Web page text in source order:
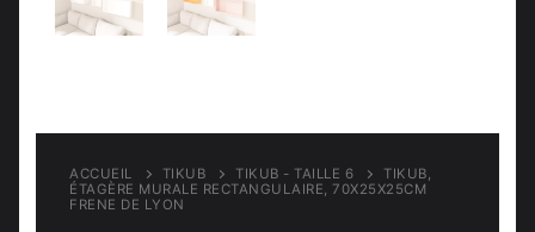
ACCUEIL TIKUB TIKUB - TAILLE 6
TIKUB,
ÉTAGÈRE MURALE RECTANGULAIRE, 70X25X25CM
FRENE DE LYON